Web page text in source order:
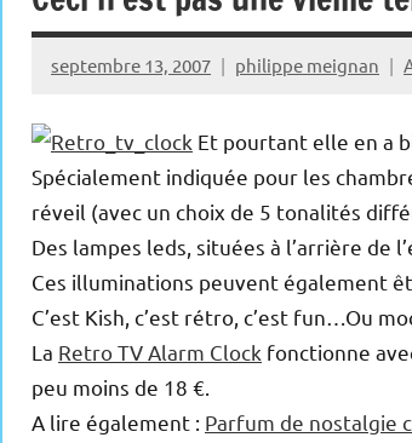
septembre 13, 2007 philippe meignan
Et pourtant elle en a
Spécialement indiquée pour les
réveil (avec un choix de 5 tonalités
Des lampes leds, situées à l’arrière de
Ces illuminations peuvent également
C’est Kish, c’est rétro, c’est fun…Ou
La Retro TV Alarm Clock fonctionne
peu moins de 18 €.
A lire également : Parfum de nostalgie